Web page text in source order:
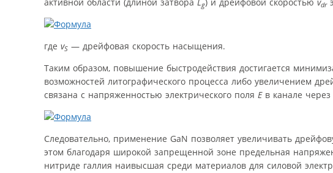
g dr
где vS — дрейфовая скорость насыщения.
Таким образом, повышение быстродействия достигается
возможностей литографического процесса либо увеличением
связана с напряженностью электрического поля Eв канале через
Следовательно, применение GaN позволяет увеличивать
этом благодаря широкой запрещенной зоне предельная
нитриде галлия наивысшая среди материалов для силовой